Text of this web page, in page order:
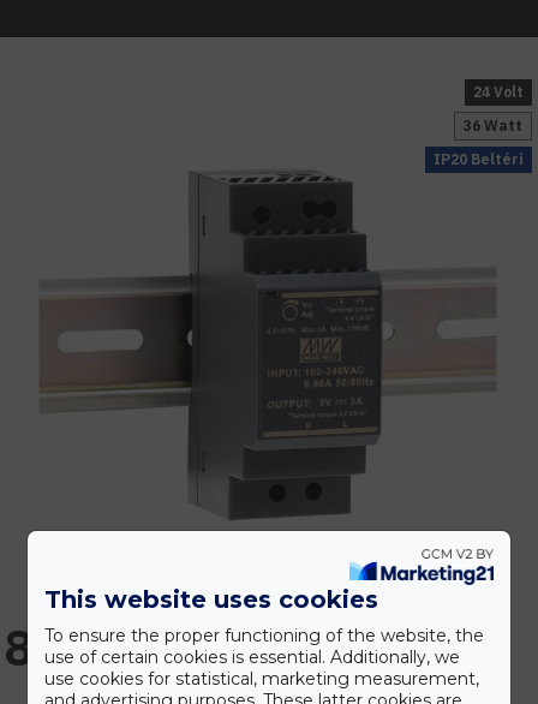
IP20 Beltéri
24 Volt
36 Watt
8.028 Ft
This website uses cookies
To ensure the proper functioning of the website, the
use of certain cookies is essential. Additionally, we
use cookies for statistical, marketing measurement,